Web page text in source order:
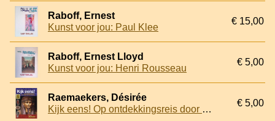
Raboff, Ernest
Kunst voor jou: Paul Klee
€ 15,00
Raboff, Ernest Lloyd
Kunst voor jou: Henri Rousseau
€ 5,00
Raemaekers, Désirée
Kijk eens! Op ontdekkingsreis door Nederlandse musea
€ 5,00